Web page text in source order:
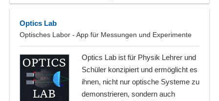
Optics Lab
Optisches Labor - App für Messungen und Experimente
Optics Lab ist für Physik Lehrer und
Schüler konzipiert und ermöglicht es
ihnen, nicht nur optische Systeme zu
demonstrieren, sondern auch